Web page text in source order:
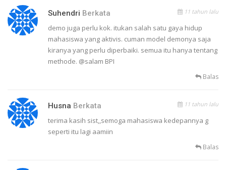
Suhendri Berkata 11 tahun lalu
demo juga perlu kok. itukan salah satu gaya hidup
mahasiswa yang aktivis. cuman model demonya saja
kiranya yang perlu diperbaiki. semua itu hanya tentang
methode. @salam BPI
Balas
Husna Berkata 11 tahun lalu
terima kasih sist,,semoga mahasiswa kedepannya g
seperti itu lagi aamiin
Balas